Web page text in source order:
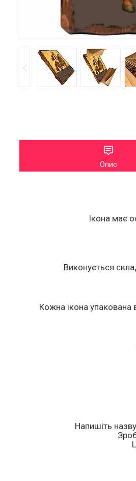
Опис
Ікона має
Виконується
Кожна ікона упакована
Напишіть